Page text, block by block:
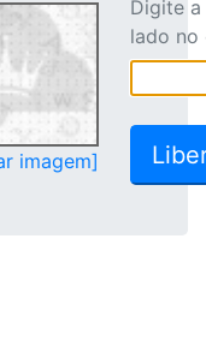
imagem]
Digite
lado no